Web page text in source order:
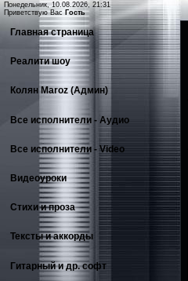
Понедельник, 10.08.2026, 21:31
Приветствую Вас Гость
Главная страница
Реалити шоу
Колян Maroz (Админ)
Все исполнители - Аудио
Все исполнители - Video
Видеоуроки
Стихи и проза
Тексты и аккорды
Гитарный и др. софт